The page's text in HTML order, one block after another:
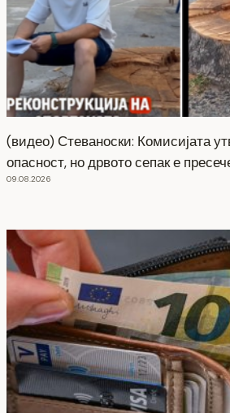
(видео) Стеваноски: Комисијата
опасност, но дрвото сепак е
09.08.2026